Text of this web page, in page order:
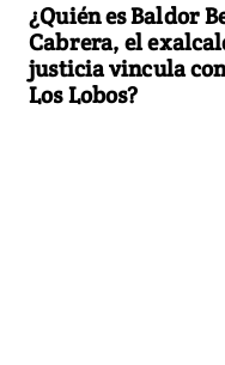
¿Quién es Baldor
Cabrera, el
justicia vincula
Los Lobos?